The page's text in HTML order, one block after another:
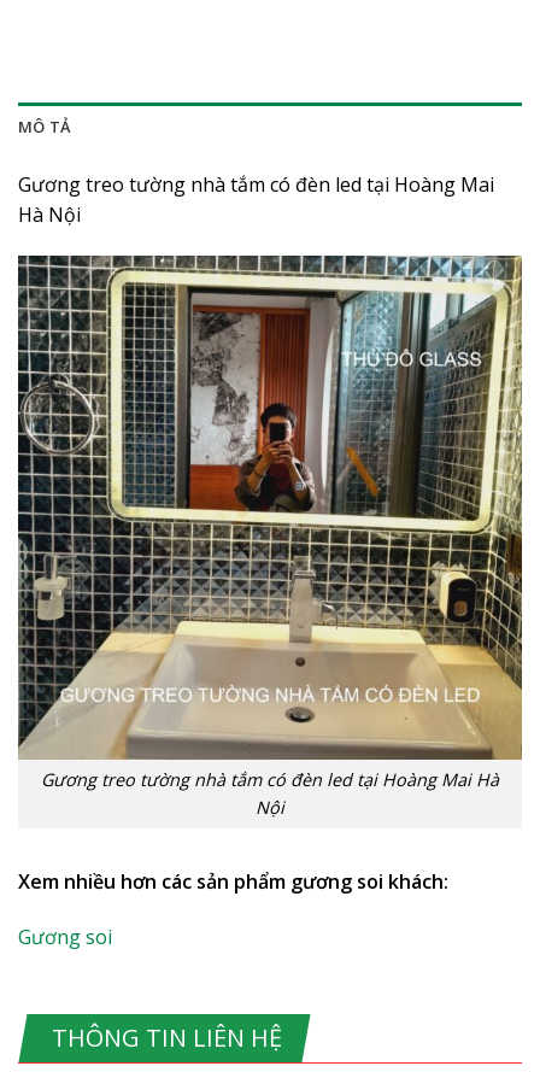
MÔ TẢ
Gương treo tường nhà tắm có đèn led tại Hoàng Mai
Hà Nội
Gương treo tường nhà tắm có đèn led tại Hoàng Mai Hà
Nội
Xem nhiều hơn các sản phẩm gương soi khách:
Gương soi
THÔNG TIN LIÊN HỆ